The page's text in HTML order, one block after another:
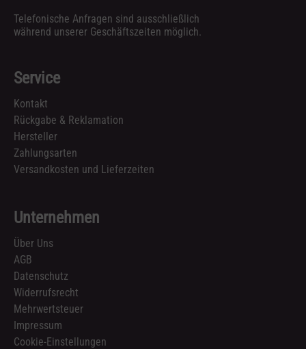
Telefonische Anfragen sind ausschließlich
während unserer Geschäftszeiten möglich.
Service
Kontakt
Rückgabe & Reklamation
Hersteller
Zahlungsarten
Versandkosten und Lieferzeiten
Unternehmen
Über Uns
AGB
Datenschutz
Widerrufsrecht
Mehrwertsteuer
Impressum
Cookie-Einstellungen